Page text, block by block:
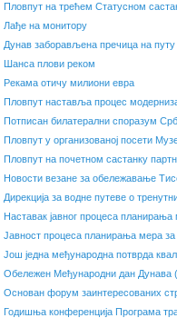
Пловпут на трећем Статусном
Лађе на монитору
Дунав заборављена пречица на путу
Шанса плови реком
Рекама отичу милиони евра
Пловпут наставља процес
Потписан билатерални споразум
Пловпут у организованој посети
Пловпут на почетном састанку
Новости везане за обележавање
Дирекција за водне путеве о
Наставак јавног процеса
Јавност процеса планирања мера
Још једна међународна потврда
Обележен Међународни дан Дунава
Основан форум заинтересованих
Годишња конференција Програма